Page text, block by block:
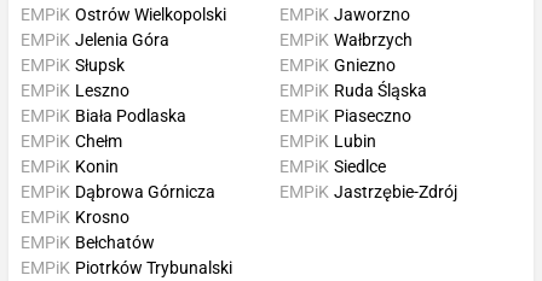
EMPiK Ostrów Wielkopolski
EMPiK Jelenia Góra
EMPiK Słupsk
EMPiK Leszno
EMPiK Jaworzno
EMPiK Wałbrzych
EMPiK Gniezno
EMPiK Ruda Śląska
EMPiK Biała Podlaska
EMPiK Chełm
EMPiK Konin
EMPiK Dąbrowa Górnicza
EMPiK Piaseczno
EMPiK Lubin
EMPiK Siedlce
EMPiK Jastrzębie-Zdrój
EMPiK Krosno
EMPiK Bełchatów
EMPiK Piotrków Trybunalski